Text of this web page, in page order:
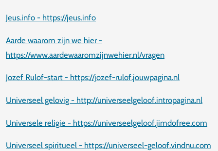
Jeus.info - https://jeus.info
Aarde waarom zijn we hier -
https://www.aardewaaromzijnwehier.nl/vragen
Jozef Rulof-start - https://jozef-rulof.jouwpagina.nl
Universeel gelovig - http://universeelgeloof.intropagina.nl
Universele religie - https://universeelgeloof.jimdofree.com
Universeel spiritueel - https://universeel-geloof.vindnu.com